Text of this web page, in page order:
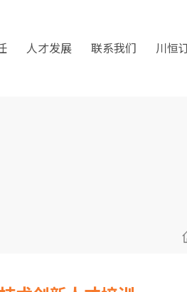
人才发展 联系我们 川恒